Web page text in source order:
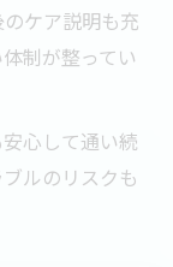
ケア説明も充
制が整ってい
心して通い続
ルのリスクも